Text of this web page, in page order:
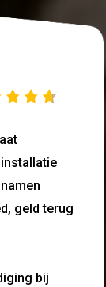
geld terug
bij